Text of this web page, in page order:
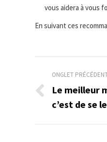
vous aidera à vous
En suivant ces
de
ONGLET
Onglet
précédent
Le meilleur
c’est de se